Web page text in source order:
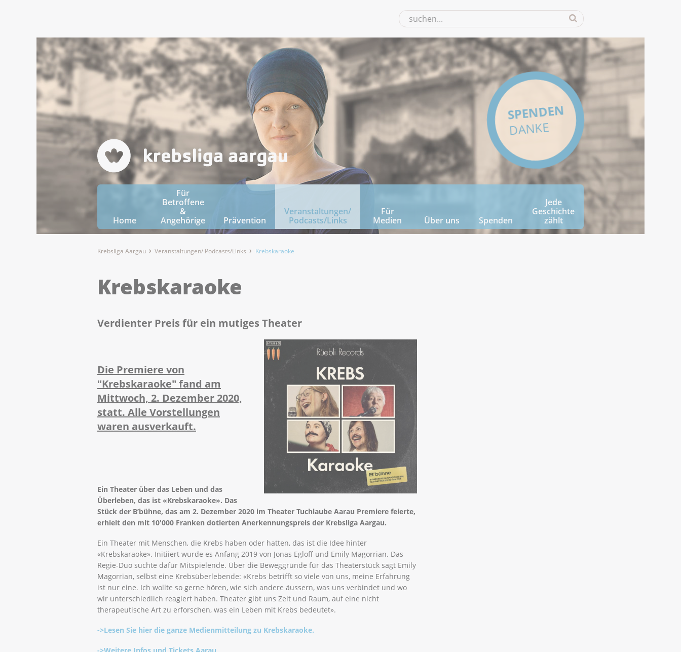
SPENDEN
DANKE
Home
Für
Betroffene
&
Angehörige
Prävention
Veranstaltungen/
Podcasts/Links
Für
Medien
Über uns Spenden
Jede
Geschichte
zählt
Krebsliga Aargau Veranstaltungen/ Podcasts/Links Krebskaraoke
Krebskaraoke
Verdienter Preis für ein mutiges Theater
Die Premiere von
"Krebskaraoke" fand am
Mittwoch, 2. Dezember 2020,
statt. Alle Vorstellungen
waren ausverkauft.
Ein Theater über das Leben und das
Überleben, das ist «Krebskaraoke». Das
Stück der B’bühne, das am 2. Dezember 2020 im Theater Tuchlaube Aarau Premiere feierte,
erhielt den mit 10'000 Franken dotierten Anerkennungspreis der Krebsliga Aargau.
Ein Theater mit Menschen, die Krebs haben oder hatten, das ist die Idee hinter
«Krebskaraoke». Initiiert wurde es Anfang 2019 von Jonas Egloff und Emily Magorrian. Das
Regie-Duo suchte dafür Mitspielende. Über die Beweggründe für das Theaterstück sagt Emily
Magorrian, selbst eine Krebsüberlebende: «Krebs betrifft so viele von uns, meine Erfahrung
ist nur eine. Ich wollte so gerne hören, wie sich andere äussern, was uns verbindet und wo
wir unterschiedlich reagiert haben. Theater gibt uns Zeit und Raum, auf eine nicht
therapeutische Art zu erforschen, was ein Leben mit Krebs bedeutet».
->Lesen Sie hier die ganze Medienmitteilung zu Krebskaraoke.